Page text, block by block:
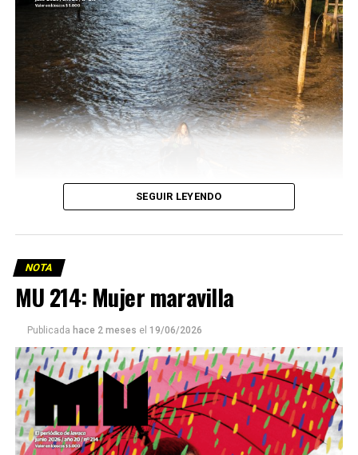
Este número 215 de MU ☝️viene con doble tapa, que
podría ser una frase:
Sin chamuyo, a remarla.
SEGUIR LEYENDO
NOTA
MU 214: Mujer maravilla
Publicada hace 2 meses el 19/06/2026